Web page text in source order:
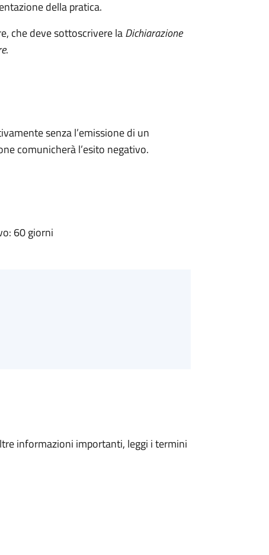
della pratica.
che deve sottoscrivere laDichiarazione
.
senza l’emissione di un
comunicherà l’esito negativo.
60 giorni
informazioni importanti, leggi i termini